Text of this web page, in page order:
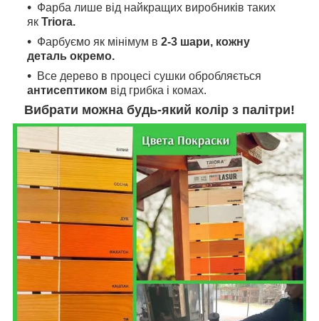
Фарба лише від найкращих виробників таких
як Triora.
Фарбуємо як мінімум в 2-3 шари, кожну
деталь окремо.
Все дерево в процесі сушки обробляється
антисептиком від грибка і комах.
Вибрати можна будь-який колір з палітри!